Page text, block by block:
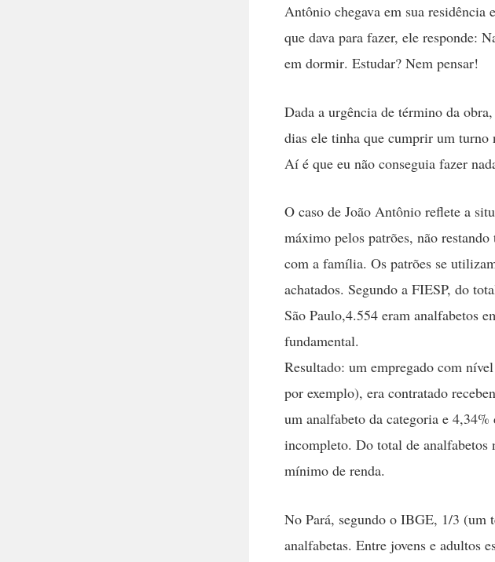
Antônio chegava em sua residência
que dava para fazer, ele responde:
em dormir. Estudar? Nem pensar!
Dada a urgência de término da
dias ele tinha que cumprir um turno
Aí é que eu não conseguia fazer
O caso de João Antônio reflete a
máximo pelos patrões, não
com a família. Os patrões se
achatados. Segundo a FIESP, do
São Paulo,4.554 eram analfabetos
fundamental.
Resultado: um empregado com
por exemplo), era contratado
um analfabeto da categoria e
incompleto. Do total de
mínimo de renda.
No Pará, segundo o IBGE, 1/3 (um
analfabetas. Entre jovens e adultos